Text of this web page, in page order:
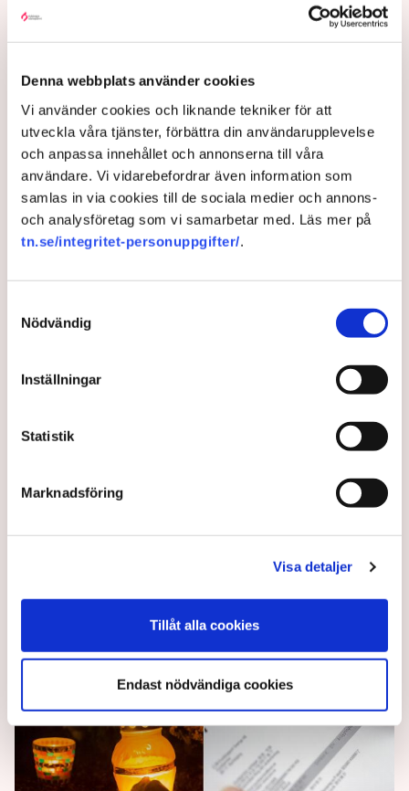
Denna webbplats använder cookies
Vi använder cookies och liknande tekniker för att
utveckla våra tjänster, förbättra din användarupplevelse
och anpassa innehållet och annonserna till våra
användare. Vi vidarebefordrar även information som
samlas in via cookies till de sociala medier och annons-
och analysföretag som vi samarbetar med. Läs mer på
tn.se/integritet-personuppgifter/.
Nödvändig
Inställningar
Statistik
Marknadsföring
Visa detaljer
Tillåt alla cookies
Endast nödvändiga cookies
Skånska företag får hjälp att
nå danskarna
Nu får småföretagare i Skåne hjälp att nå de danska
kunderna, skriver Besöksliv.
2 years ago | Av: Redaktionen
besöksnäringen
3 years ago | Av: Redaktionen